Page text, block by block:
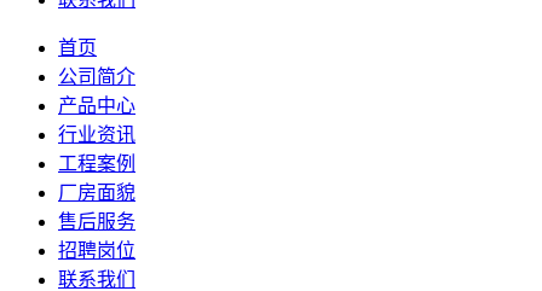
首页
公司简介
产品中心
行业资讯
工程案例
厂房面貌
售后服务
招聘岗位
联系我们